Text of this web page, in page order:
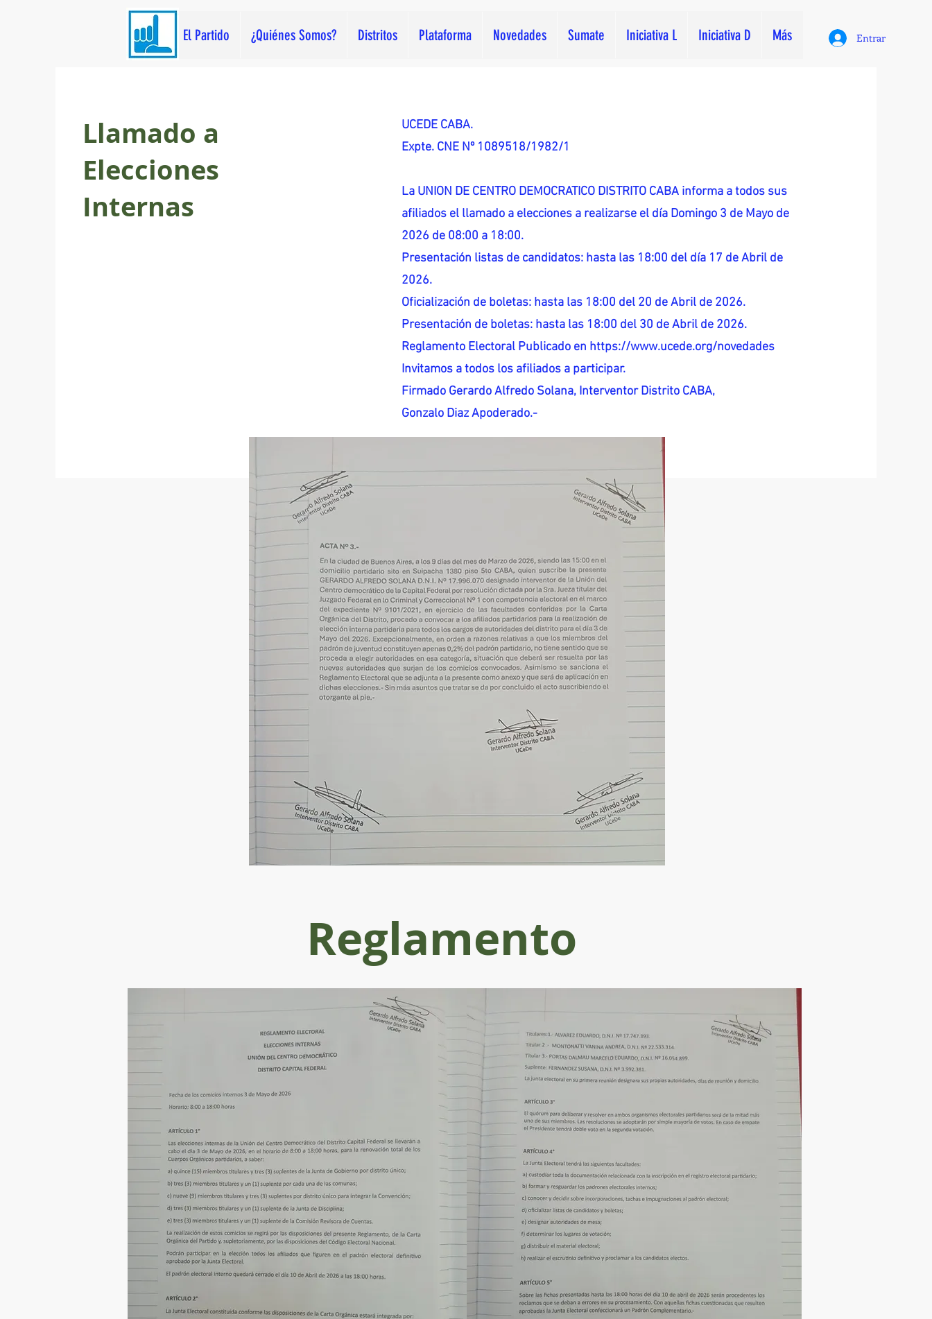
El Partido ¿Quiénes Somos? Distritos Plataforma Novedades Sumate Iniciativa L Iniciativa D Más Entrar
Llamado a
Elecciones
Internas
UCEDE CABA.
Expte. CNE Nº 1089518/1982/1
La UNION DE CENTRO DEMOCRATICO DISTRITO CABA informa a todos sus
afiliados el llamado a elecciones a realizarse el día Domingo 3 de Mayo de
2026 de 08:00 a 18:00.
Presentación listas de candidatos: hasta las 18:00 del día 17 de Abril de
2026.
Oficialización de boletas: hasta las 18:00 del 20 de Abril de 2026.
Presentación de boletas: hasta las 18:00 del 30 de Abril de 2026.
Reglamento Electoral Publicado en https://www.ucede.org/novedades
Invitamos a todos los afiliados a participar.
Firmado Gerardo Alfredo Solana, Interventor Distrito CABA,
Gonzalo Diaz Apoderado.-
Reglamento